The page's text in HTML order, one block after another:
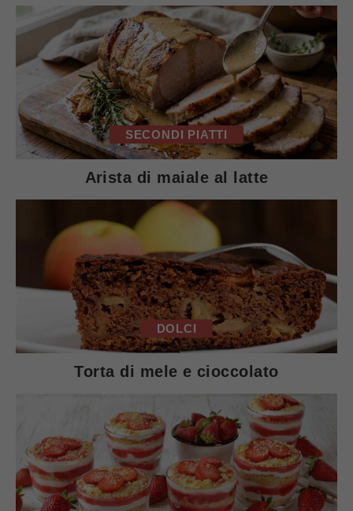
SECONDI PIATTI
Arista di maiale al latte
DOLCI
Torta di mele e cioccolato